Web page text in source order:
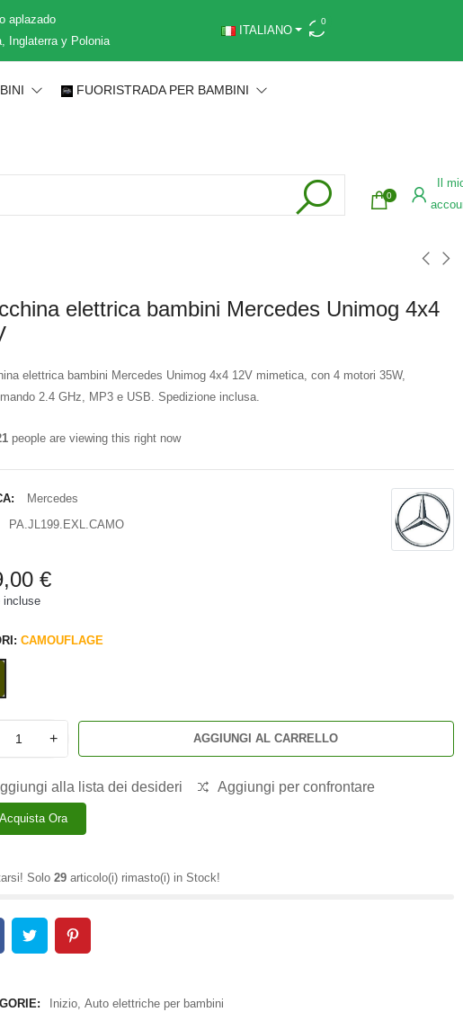
aplazado
Inglaterra y Polonia
ITALIANO
0
FUORISTRADA PER BAMBINI
0
Il
elettrica bambini Mercedes Unimog 4x4
elettrica bambini Mercedes Unimog 4x4 12V mimetica, con 4 motori 35W,
2.4 GHz, MP3 e USB. Spedizione inclusa.
people are viewing this right now
Mercedes
PA.JL199.EXL.CAMO
€
incluse
CAMOUFLAGE
+ AGGIUNGI AL CARRELLO
alla lista dei desideri Aggiungi per confrontare
Acquista Ora
Solo 29articolo(i) rimasto(i) in Stock!
Inizio, Auto elettriche per bambini